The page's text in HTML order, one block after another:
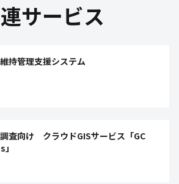
サービス
持管理支援システム
査向け クラウドGISサービス「GC